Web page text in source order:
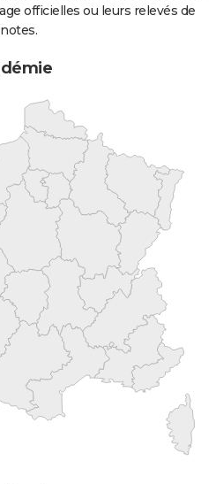
officielles ou leurs relevés de
notes.